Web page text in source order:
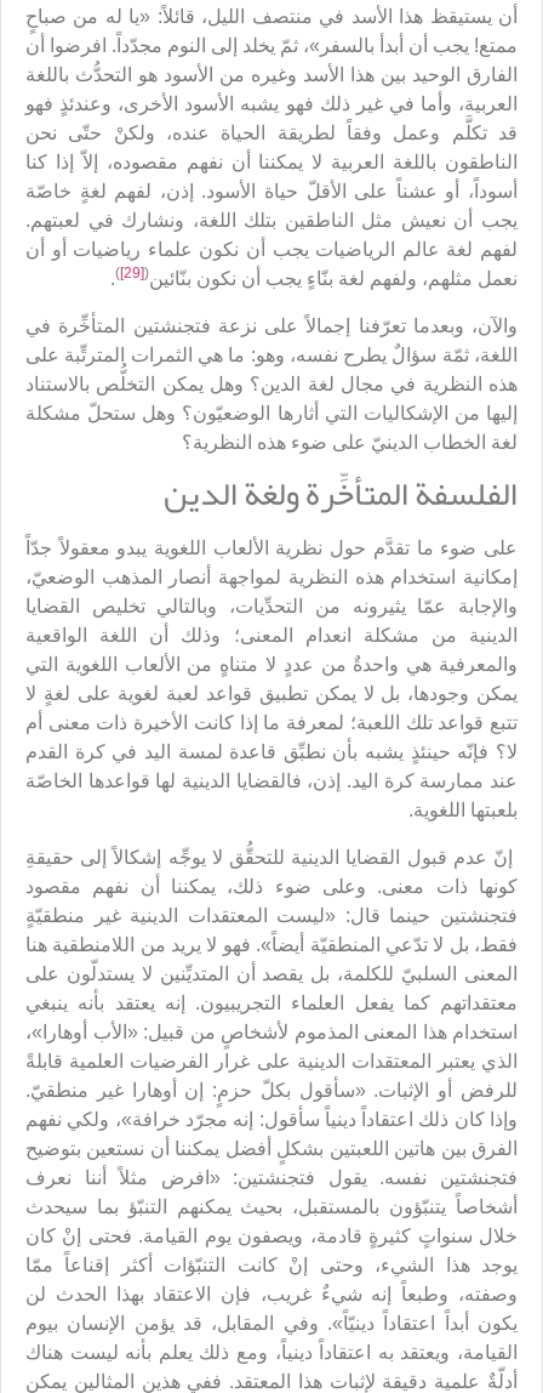
أن يستيقظ هذا الأسد في منتصف الليل، قائلاً: «يا له من صباحٍ
ممتع! يجب أن أبدأ بالسفر»، ثمّ يخلد إلى النوم مجدّداً. افرضوا أن
الفارق الوحيد بين هذا الأسد وغيره من الأسود هو التحدُّث باللغة
العربية، وأما في غير ذلك فهو يشبه الأسود الأخرى، وعندئذٍ فهو
قد تكلَّم وعمل وفقاً لطريقة الحياة عنده، ولكنْ حتّى نحن
الناطقون باللغة العربية لا يمكننا أن نفهم مقصوده، إلاّ إذا كنا
أسوداً، أو عشناً على الأقلّ حياة الأسود. إذن، لفهم لغةٍ خاصّة
يجب أن نعيش مثل الناطقين بتلك اللغة، ونشارك في لعبتهم.
لفهم لغة عالم الرياضيات يجب أن نكون علماء رياضيات أو أن
نعمل مثلهم، ولفهم لغة بنّاءٍ يجب أن نكون بنّائين(
[29]
)
.
والآن، وبعدما تعرّفنا إجمالاً على نزعة فتجنشتين المتأخِّرة في
اللغة، ثمّة سؤالٌ يطرح نفسه، وهو: ما هي الثمرات المترتِّبة على
هذه النظرية في مجال لغة الدين؟ وهل يمكن التخلُّص بالاستناد
إليها من الإشكاليات التي أثارها الوضعيّون؟ وهل ستحلّ مشكلة
لغة الخطاب الدينيّ على ضوء هذه النظرية؟
الفلسفة المتأخِّرة ولغة الدين
على ضوء ما تقدَّم حول نظرية الألعاب اللغوية يبدو معقولاً جدّاً
إمكانية استخدام هذه النظرية لمواجهة أنصار المذهب الوضعيّ،
والإجابة عمّا يثيرونه من التحدِّيات، وبالتالي تخليص القضايا
الدينية من مشكلة انعدام المعنى؛ وذلك أن اللغة الواقعية
والمعرفية هي واحدةٌ من عددٍ لا متناهٍ من الألعاب اللغوية التي
يمكن وجودها، بل لا يمكن تطبيق قواعد لعبة لغوية على لغةٍ لا
تتبع قواعد تلك اللعبة؛ لمعرفة ما إذا كانت الأخيرة ذات معنى أم
لا؟ فإنّه حينئذٍ يشبه بأن نطبِّق قاعدة لمسة اليد في كرة القدم
عند ممارسة كرة اليد. إذن، فالقضايا الدينية لها قواعدها الخاصّة
بلعبتها اللغوية.
إنّ عدم قبول القضايا الدينية للتحقُّق لا يوجِّه إشكالاً إلى حقيقةِ
كونها ذات معنى. وعلى ضوء ذلك، يمكننا أن نفهم مقصود
فتجنشتين حينما قال: «ليست المعتقدات الدينية غير منطقيّةٍ
فقط، بل لا تدّعي المنطقيّة أيضاً». فهو لا يريد من اللامنطقية هنا
المعنى السلبيّ للكلمة، بل يقصد أن المتديِّنين لا يستدلّون على
معتقداتهم كما يفعل العلماء التجريبيون. إنه يعتقد بأنه ينبغي
استخدام هذا المعنى المذموم لأشخاصٍ من قبيل: «الأب أوهارا»،
الذي يعتبر المعتقدات الدينية على غرار الفرضيات العلمية قابلةً
للرفض أو الإثبات. «سأقول بكلّ حزمٍ: إن أوهارا غير منطقيّ.
وإذا كان ذلك اعتقاداً دينياً سأقول: إنه مجرّد خرافة»، ولكي نفهم
الفرق بين هاتين اللعبتين بشكلٍ أفضل يمكننا أن نستعين بتوضيح
فتجنشتين نفسه. يقول فتجنشتين: «افرض مثلاً أننا نعرف
أشخاصاً يتنبّؤون بالمستقبل، بحيث يمكنهم التنبّؤ بما سيحدث
خلال سنواتٍ كثيرةٍ قادمة، ويصفون يوم القيامة. فحتى إنْ كان
يوجد هذا الشيء، وحتى إنْ كانت التنبّؤات أكثر إقناعاً ممّا
وصفته، وطبعاً إنه شيءٌ غريب، فإن الاعتقاد بهذا الحدث لن
يكون أبداً اعتقاداً دينيّاً». وفي المقابل، قد يؤمن الإنسان بيوم
القيامة، ويعتقد به اعتقاداً دينياً، ومع ذلك يعلم بأنه ليست هناك
أدلّةٌ علمية دقيقة لإثبات هذا المعتقد. ففي هذين المثالين يمكن